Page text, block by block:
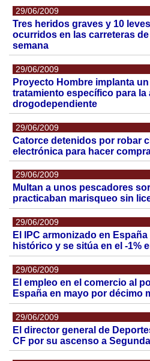
29/06/2009
Tres heridos graves y 10
ocurridos en las carreteras
semana
29/06/2009
Proyecto Hombre implanta
tratamiento específico para la
drogodependiente
29/06/2009
Catorce detenidos por robar
electrónica para hacer
29/06/2009
Multan a unos pescadores
practicaban marisqueo sin
29/06/2009
El IPC armonizado en
histórico y se sitúa en el -1%
29/06/2009
El empleo en el comercio al
España en mayo por décimo
29/06/2009
El director general de
CF por su ascenso a